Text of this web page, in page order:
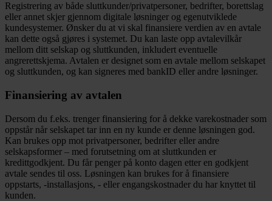
Registrering av både sluttkunder/privatpersoner, bedrifter, borettslag
eller annet skjer gjennom digitale løsninger og egenutviklede
kundesystemer. Ønsker du at vi skal finansiere verdien av en avtale
kan dette også gjøres i systemet. Du kan laste opp avtalevilkår
mellom ditt selskap og sluttkunden, inkludert eventuelle
angrerettskjema. Avtalen er designet som en avtale mellom selskapet
og sluttkunden, og kan signeres med bankID eller andre løsninger.
Finansiering av avtalen
Dersom du f.eks. trenger finansiering for å dekke varekostnader som
oppstår når selskapet tar inn en ny kunde er denne løsningen god.
Kan brukes opp mot privatpersoner, bedrifter eller andre
selskapsformer – med forutsetning om at sluttkunden er
kredittgodkjent. Du får penger på konto dagen etter en godkjent
avtale sendes til oss. Løsningen kan brukes for å finansiere
oppstarts, -installasjons, - eller engangskostnader du har knyttet til
kunden.